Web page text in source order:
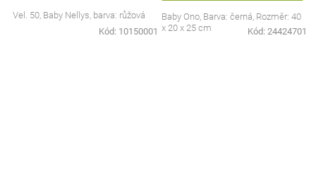
Vel. 50, Baby Nellys, barva: růžová
Kód: 10150001
Baby Ono, Barva: černá, Rozměr: 40
x 20 x 25 cm
Kód: 24424701